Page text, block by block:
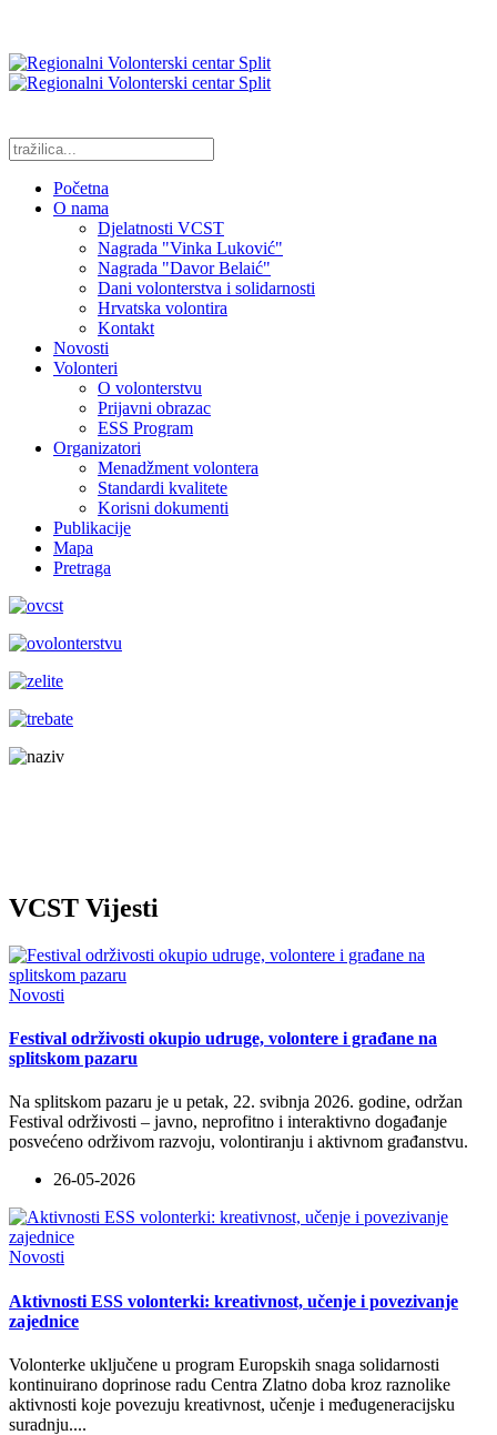
Početna
O nama
Djelatnosti VCST
Nagrada "Vinka Luković"
Nagrada "Davor Belaić"
Dani volonterstva i solidarnosti
Hrvatska volontira
Kontakt
Novosti
Volonteri
O volonterstvu
Prijavni obrazac
ESS Program
Organizatori
Menadžment volontera
Standardi kvalitete
Korisni dokumenti
Publikacije
Mapa
Pretraga
VCST Vijesti
Novosti
Festival održivosti okupio udruge, volontere i građane na
splitskom pazaru
Na splitskom pazaru je u petak, 22. svibnja 2026. godine, održan
Festival održivosti – javno, neprofitno i interaktivno događanje
posvećeno održivom razvoju, volontiranju i aktivnom građanstvu.
26-05-2026
Novosti
Aktivnosti ESS volonterki: kreativnost, učenje i povezivanje
zajednice
Volonterke uključene u program Europskih snaga solidarnosti
kontinuirano doprinose radu Centra Zlatno doba kroz raznolike
aktivnosti koje povezuju kreativnost, učenje i međugeneracijsku
suradnju....